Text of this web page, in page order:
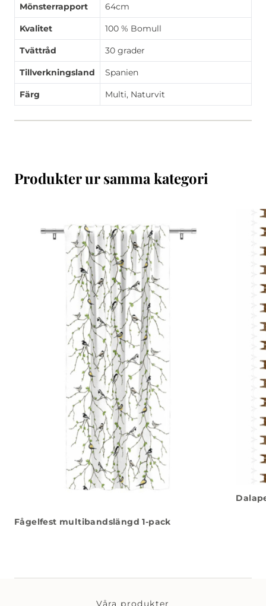
Mönsterrapport 64cm
Kvalitet 100 % Bomull
Tvättråd 30 grader
Tillverkningsland Spanien
Färg Multi, Naturvit
Produkter ur samma kategori
Fågelfest multibandslängd 1-pack